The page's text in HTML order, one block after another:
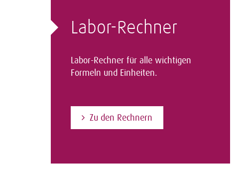
Labor-Rechner
Labor-Rechner für alle wichtigen
Formeln und Einheiten.
Zu den Rechnern